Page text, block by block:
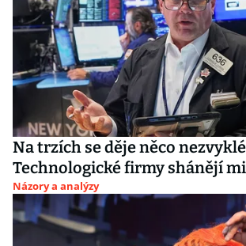
Na trzích se děje něco
Technologické firmy shánějí
Názory a analýzy